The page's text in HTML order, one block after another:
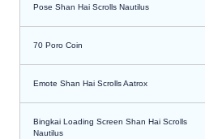
Pose Shan Hai Scrolls Nautilus
70 Poro Coin
Emote Shan Hai Scrolls Aatrox
Bingkai Loading Screen Shan Hai Scrolls
Nautilus